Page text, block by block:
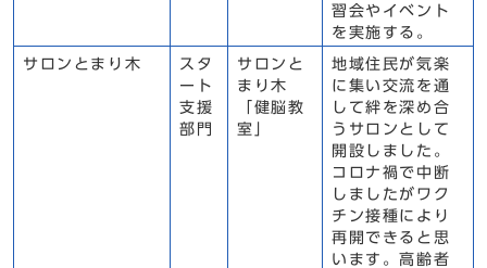
習会やイベント
を実施する。
サロンとまり木
スタ
ート
支援
部門
サロンと
まり木
「健脳教
室」
地域住民が気楽
に集い交流を通
して絆を深め合
うサロンとして
開設しました。
コロナ禍で中断
しましたがワク
チン接種により
再開できると思
います。高齢者